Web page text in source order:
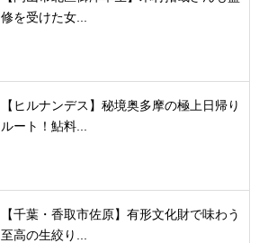
修を受けた女...
【ヒルナンデス】秘境奥多摩の極上日帰り
ルート！鮎料...
【千葉・香取市佐原】有形文化財で味わう
至高の生絞り...